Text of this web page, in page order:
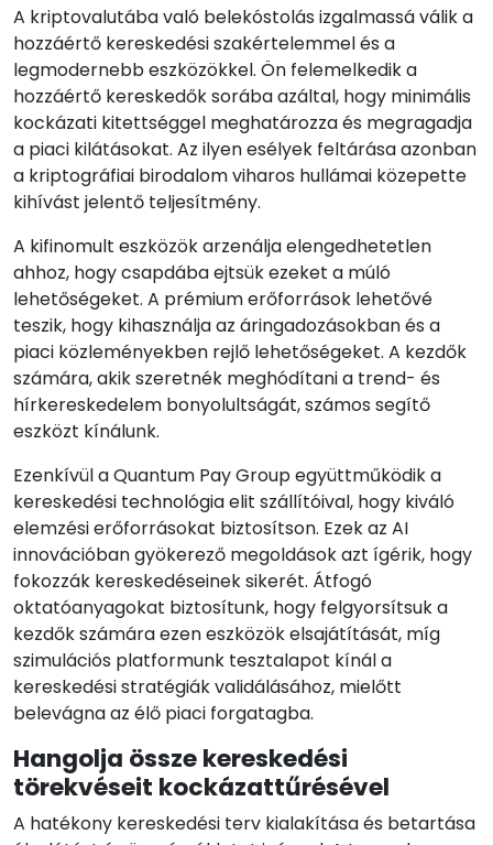
A kriptovalutába való belekóstolás izgalmassá válik a
hozzáértő kereskedési szakértelemmel és a
legmodernebb eszközökkel. Ön felemelkedik a
hozzáértő kereskedők sorába azáltal, hogy minimális
kockázati kitettséggel meghatározza és megragadja
a piaci kilátásokat. Az ilyen esélyek feltárása azonban
a kriptográfiai birodalom viharos hullámai közepette
kihívást jelentő teljesítmény.
A kifinomult eszközök arzenálja elengedhetetlen
ahhoz, hogy csapdába ejtsük ezeket a múló
lehetőségeket. A prémium erőforrások lehetővé
teszik, hogy kihasználja az áringadozásokban és a
piaci közleményekben rejlő lehetőségeket. A kezdők
számára, akik szeretnék meghódítani a trend- és
hírkereskedelem bonyolultságát, számos segítő
eszközt kínálunk.
Ezenkívül a Quantum Pay Group együttműködik a
kereskedési technológia elit szállítóival, hogy kiváló
elemzési erőforrásokat biztosítson. Ezek az AI
innovációban gyökerező megoldások azt ígérik, hogy
fokozzák kereskedéseinek sikerét. Átfogó
oktatóanyagokat biztosítunk, hogy felgyorsítsuk a
kezdők számára ezen eszközök elsajátítását, míg
szimulációs platformunk tesztalapot kínál a
kereskedési stratégiák validálásához, mielőtt
belevágna az élő piaci forgatagba.
Hangolja össze kereskedési
törekvéseit kockázattűrésével
A hatékony kereskedési terv kialakítása és betartása